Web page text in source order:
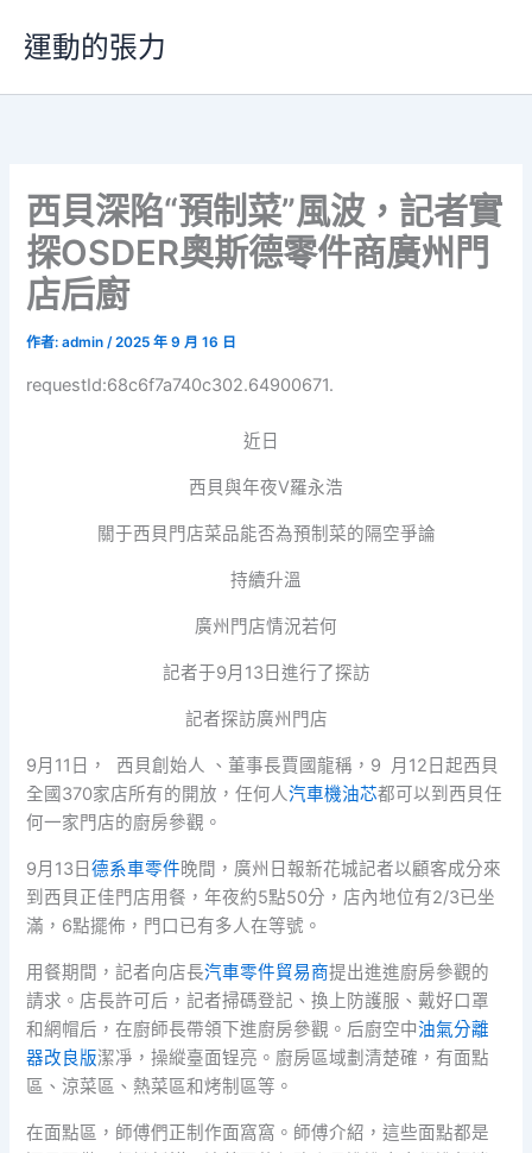
要
運動的張力
西貝深陷“預制菜”風波，記者實
探OSDER奧斯德零件商廣州門
店后廚
作者:admin/2025 年 9 月 16 日
requestId:68c6f7a740c302.64900671.
近日
西貝與年夜V羅永浩
關于西貝門店菜品能否為預制菜的隔空爭論
持續升溫
廣州門店情況若何
記者于9月13日進行了探訪
記者探訪廣州門店
9月11日， 西貝創始人 、董事長賈國龍稱，9 月12日起西貝
全國370家店所有的開放，任何人汽車機油芯都可以到西貝任
何一家門店的廚房參觀。
9月13日德系車零件晚間，廣州日報新花城記者以顧客成分來
到西貝正佳門店用餐，年夜約5點50分，店內地位有2/3已坐
滿，6點擺佈，門口已有多人在等號。
用餐期間，記者向店長汽車零件貿易商提出進進廚房參觀的
請求。店長許可后，記者掃碼登記、換上防護服、戴好口罩
和網帽后，在廚師長帶領下進廚房參觀。后廚空中油氣分離
器改良版潔凈，操縱臺面锃亮。廚房區域劃清楚確，有面點
區、涼菜區、熱菜區和烤制區等。
在面點區，師傅們正制作面窩窩。師傅介紹，這些面點都是